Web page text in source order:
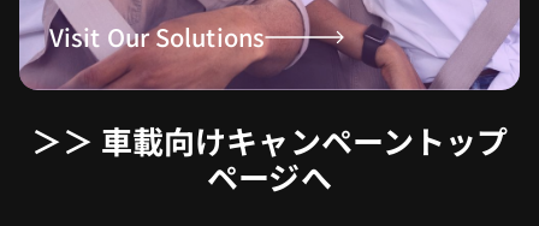
Visit Our Solutions
＞＞ 車載向けキャンペーントップ
ページへ